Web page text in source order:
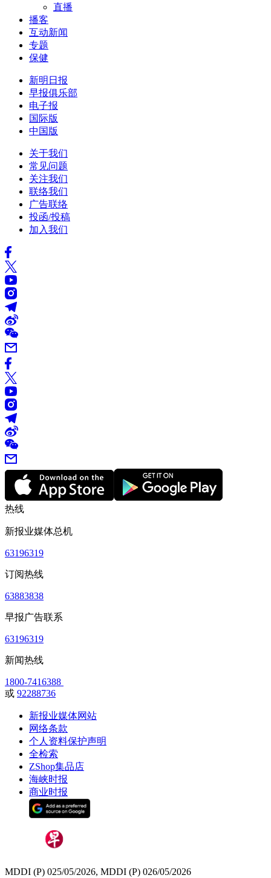
直播
播客
互动新闻
专题
保健
新明日报
早报俱乐部
电子报
国际版
中国版
关于我们
常见问题
关注我们
联络我们
广告联络
投函/投稿
加入我们
热线
新报业媒体总机
63196319
订阅热线
63883838
早报广告联系
63196319
新闻热线
1800-7416388
或 92288736
新报业媒体网站
网络条款
个人资料保护声明
全检索
ZShop集品店
海峡时报
商业时报
MDDI (P) 025/05/2026, MDDI (P) 026/05/2026